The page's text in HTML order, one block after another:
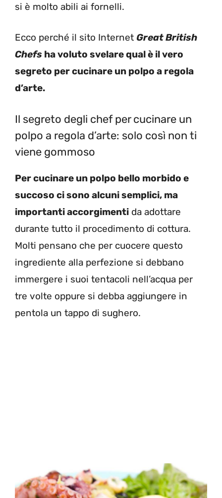
si è molto abili ai fornelli.
Ecco perché il sito Internet Great British
Chefs ha voluto svelare qual è il vero
segreto per cucinare un polpo a regola
d’arte.
Il segreto degli chef per cucinare un
polpo a regola d’arte: solo così non ti
viene gommoso
Per cucinare un polpo bello morbido e
succoso ci sono alcuni semplici, ma
importanti accorgimenti da adottare
durante tutto il procedimento di cottura.
Molti pensano che per cuocere questo
ingrediente alla perfezione si debbano
immergere i suoi tentacoli nell’acqua per
tre volte oppure si debba aggiungere in
pentola un tappo di sughero.